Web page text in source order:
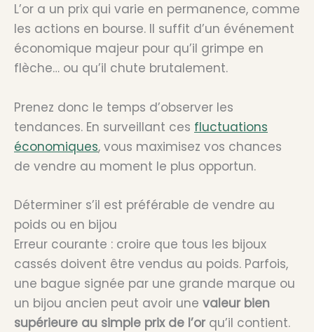
L’or a un prix qui varie en permanence, comme
les actions en bourse. Il suffit d’un événement
économique majeur pour qu’il grimpe en
flèche… ou qu’il chute brutalement.
Prenez donc le temps d’observer les
tendances. En surveillant ces fluctuations
économiques, vous maximisez vos chances
de vendre au moment le plus opportun.
Déterminer s’il est préférable de vendre au
poids ou en bijou
Erreur courante : croire que tous les bijoux
cassés doivent être vendus au poids. Parfois,
une bague signée par une grande marque ou
un bijou ancien peut avoir une valeur bien
supérieure au simple prix de l’or qu’il contient.